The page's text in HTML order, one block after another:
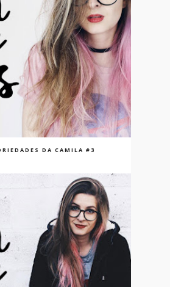
DA CAMILA #3